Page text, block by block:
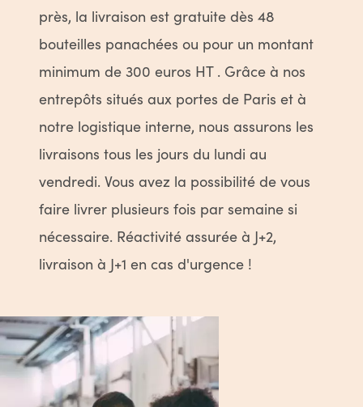
près, la livraison est gratuite dès 48
bouteilles panachées ou pour un montant
minimum de 300 euros HT . Grâce à nos
entrepôts situés aux portes de Paris et à
notre logistique interne, nous assurons les
livraisons tous les jours du lundi au
vendredi. Vous avez la possibilité de vous
faire livrer plusieurs fois par semaine si
nécessaire. Réactivité assurée à J+2,
livraison à J+1 en cas d'urgence !